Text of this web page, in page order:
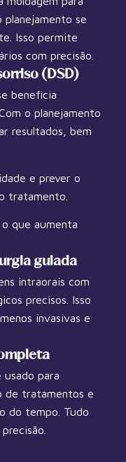
planejamento se
Isso permite
com precisão.
(DSD)
beneficia
o planejamento
resultados, bem
e prever o
tratamento.
que aumenta
guiada
intraorais com
precisos. Isso
invasivas e
para
de tratamentos e
do tempo. Tudo